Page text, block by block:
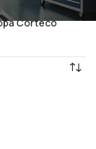
Corteco